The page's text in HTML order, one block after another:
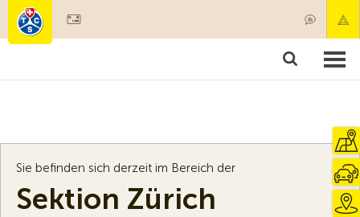
Mitgliedschaft & Leistungen
Sie befinden sich derzeit im Bereich der
Sektion Zürich